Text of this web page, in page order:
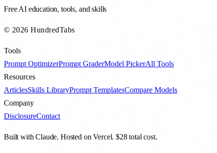
Free AI education, tools, and skills
© 2026 HundredTabs
Tools
Prompt OptimizerPrompt GraderModel PickerAll Tools
Resources
ArticlesSkills LibraryPrompt TemplatesCompare Models
Company
DisclosureContact
Built with Claude. Hosted on Vercel. $28 total cost.